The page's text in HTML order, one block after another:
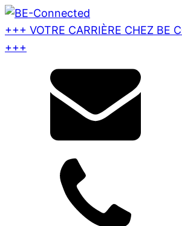
+++ VOTRE CARRIÈRE CHEZ BE
+++